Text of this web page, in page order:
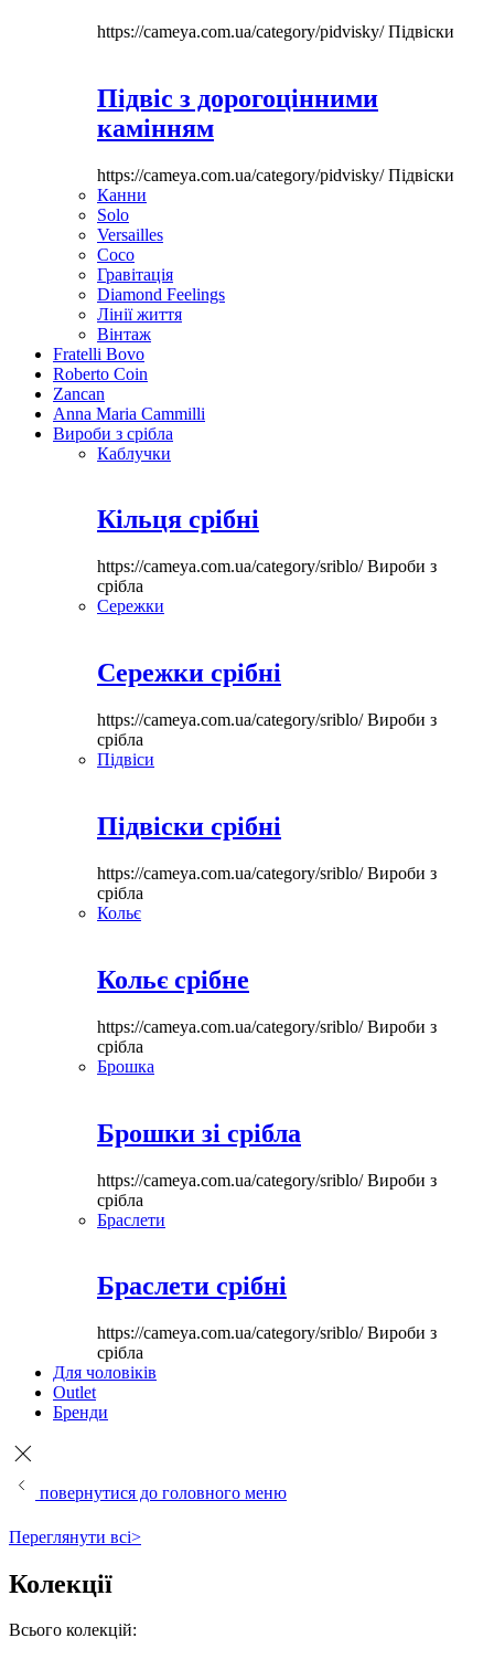
https://cameya.com.ua/category/pidvisky/Підвіски
Підвіс з дорогоцінними
камінням
https://cameya.com.ua/category/pidvisky/Підвіски
Канни
Solo
Versailles
Coco
Гравітація
Diamond Feelings
Лінії життя
Вінтаж
Fratelli Bovo
Roberto Coin
Zancan
Anna Maria Cammilli
Вироби з срібла
Каблучки
Кільця срібні
https://cameya.com.ua/category/sriblo/Вироби з
срібла
Сережки
Сережки срібні
https://cameya.com.ua/category/sriblo/Вироби з
срібла
Підвіси
Підвіски срібні
https://cameya.com.ua/category/sriblo/Вироби з
срібла
Кольє
Кольє срібне
https://cameya.com.ua/category/sriblo/Вироби з
срібла
Брошка
Брошки зі срібла
https://cameya.com.ua/category/sriblo/Вироби з
срібла
Браслети
Браслети срібні
https://cameya.com.ua/category/sriblo/Вироби з
срібла
Для чоловіків
Outlet
Бренди
повернутися до головного меню
Переглянути всі>
Колекції
Всього колекцій: